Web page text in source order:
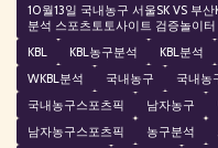
10월13일 국내농구 서울SK VS 부
분석 스포츠토토사이트 검증놀이터
KBL
KBL농구분석 KBL분석
WKBL분석
국내농구 국내농
국내농구스포츠픽
남자농구
남자농구스포츠픽
농구분석